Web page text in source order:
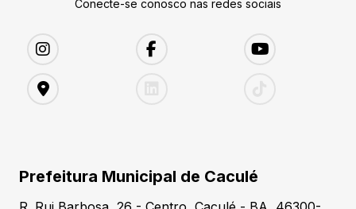
Conecte-se conosco nas redes sociais
Prefeitura Municipal de Caculé